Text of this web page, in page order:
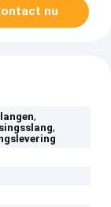
nu
,
,